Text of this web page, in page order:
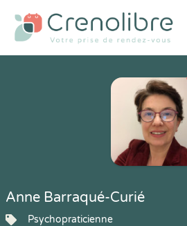
Anne Barraqué-Curié
Psychopraticienne